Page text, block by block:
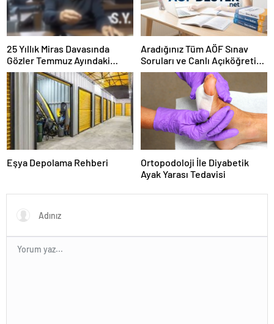
25 Yıllık Miras Davasında
Gözler Temmuz Ayındaki
Karar Duruşmasına Çevrildi
Aradığınız Tüm AÖF Sınav
Soruları ve Canlı Açıköğretim
Forumu Burada
Eşya Depolama Rehberi
Ortopodoloji İle Diyabetik
Ayak Yarası Tedavisi